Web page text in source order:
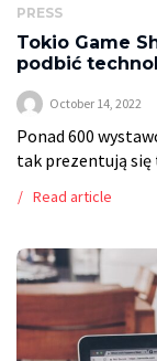
PRESS
Tokio Game
podbić
October 14, 2022
Ponad 600
tak prezentują się
Japonii. W
Read article